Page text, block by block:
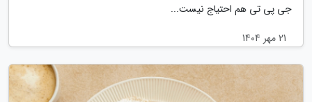
جی پی تی هم احتیاج نیست...
21 مهر 1404